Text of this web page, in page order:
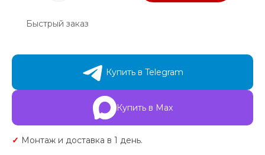
Быстрый заказ
Купить в Telegram
Купить в Max
✓ Монтаж и доставка в 1 день.